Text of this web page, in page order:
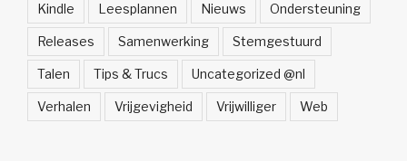
Kindle Leesplannen Nieuws Ondersteuning
Releases Samenwerking Stemgestuurd
Talen Tips & Trucs Uncategorized @nl
Verhalen Vrijgevigheid Vrijwilliger Web